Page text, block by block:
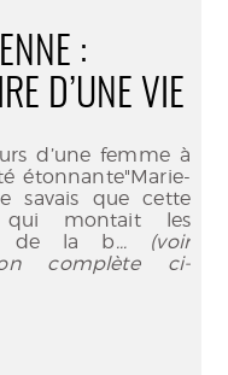
:
D’UNE VIE
d’une femme à
étonnante"Marie-
savais que cette
qui montait les
de la b... (voir
complète ci-